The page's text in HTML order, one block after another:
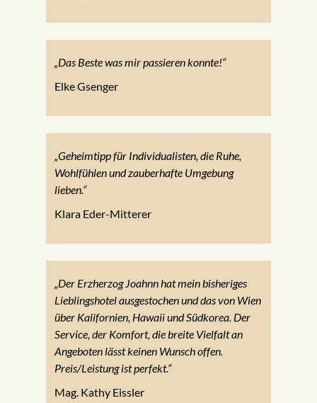
„Das Beste was mir passieren konnte!“
Elke Gsenger
„Geheimtipp für Individualisten, die Ruhe,
Wohlfühlen und zauberhafte Umgebung
lieben.“
Klara Eder-Mitterer
„Der Erzherzog Joahnn hat mein bisheriges
Lieblingshotel ausgestochen und das von Wien
über Kalifornien, Hawaii und Südkorea. Der
Service, der Komfort, die breite Vielfalt an
Angeboten lässt keinen Wunsch offen.
Preis/Leistung ist perfekt.“
Mag. Kathy Eissler